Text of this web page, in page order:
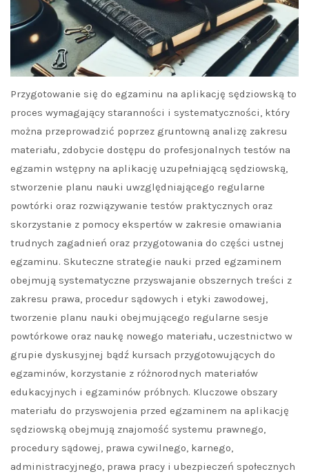
Przygotowanie się do egzaminu na aplikację sędziowską to
proces wymagający staranności i systematyczności, który
można przeprowadzić poprzez gruntowną analizę zakresu
materiału, zdobycie dostępu do profesjonalnych testów na
egzamin wstępny na aplikację uzupełniającą sędziowską,
stworzenie planu nauki uwzględniającego regularne
powtórki oraz rozwiązywanie testów praktycznych oraz
skorzystanie z pomocy ekspertów w zakresie omawiania
trudnych zagadnień oraz przygotowania do części ustnej
egzaminu. Skuteczne strategie nauki przed egzaminem
obejmują systematyczne przyswajanie obszernych treści z
zakresu prawa, procedur sądowych i etyki zawodowej,
tworzenie planu nauki obejmującego regularne sesje
powtórkowe oraz naukę nowego materiału, uczestnictwo w
grupie dyskusyjnej bądź kursach przygotowujących do
egzaminów, korzystanie z różnorodnych materiałów
edukacyjnych i egzaminów próbnych. Kluczowe obszary
materiału do przyswojenia przed egzaminem na aplikację
sędziowską obejmują znajomość systemu prawnego,
procedury sądowej, prawa cywilnego, karnego,
administracyjnego, prawa pracy i ubezpieczeń społecznych